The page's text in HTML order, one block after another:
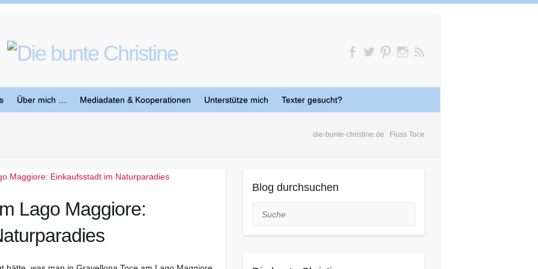
Über mich … Mediadaten & Kooperationen Unterstütze mich Texter gesucht?
die-bunte-christine.de Fluss Toce
Lago Maggiore:
Blog durchsuchen
Suche